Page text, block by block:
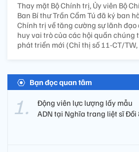
Thay mặt Bộ Chính trị, Ủy viên Bộ
Ban Bí thư Trần Cẩm Tú đã ký ban
Chính trị về tăng cường sự lãnh
huy vai trò của các hội quần chúng
phát triển mới (Chỉ thị số 11-CT/
Bạn đọc quan tâm
Động viên lực lượng lấy mẫu
ADN tại Nghĩa trang liệt sĩ Đồi